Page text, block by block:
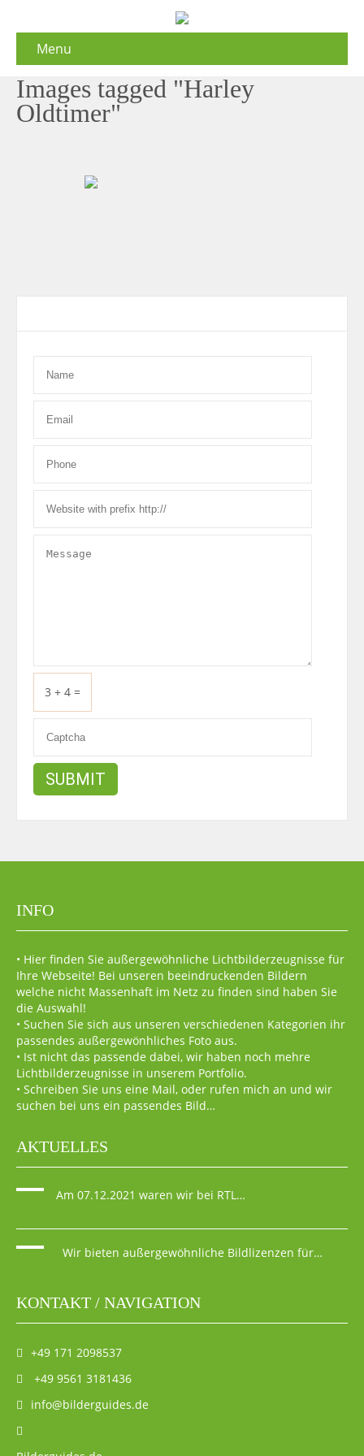
Menu
Images tagged "Harley
Oldtimer"
3 + 4 =
INFO
• Hier finden Sie außergewöhnliche Lichtbilderzeugnisse für
Ihre Webseite! Bei unseren beeindruckenden Bildern
welche nicht Massenhaft im Netz zu finden sind haben Sie
die Auswahl!
• Suchen Sie sich aus unseren verschiedenen Kategorien ihr
passendes außergewönhliches Foto aus.
• Ist nicht das passende dabei, wir haben noch mehre
Lichtbilderzeugnisse in unserem Portfolio.
• Schreiben Sie uns eine Mail, oder rufen mich an und wir
suchen bei uns ein passendes Bild…
AKTUELLES
Am 07.12.2021 waren wir bei RTL…
Wir bieten außergewöhnliche Bildlizenzen für…
KONTAKT / NAVIGATION
+49 171 2098537
+49 9561 3181436
info@bilderguides.de